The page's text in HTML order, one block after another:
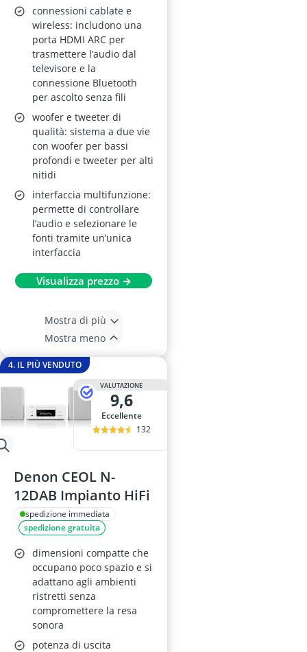
connessioni cablate e
wireless: includono una
porta HDMI ARC per
trasmettere l’audio dal
televisore e la
connessione Bluetooth
per ascolto senza fili
woofer e tweeter di
qualità: sistema a due vie
con woofer per bassi
profondi e tweeter per alti
nitidi
interfaccia multifunzione:
permette di controllare
l’audio e selezionare le
fonti tramite un’unica
interfaccia
Visualizza prezzo →
Mostra di più
Mostra meno
4. IL PIÙ VENDUTO
VALUTAZIONE
9,6
Eccellente
132
Denon CEOL N-
12DAB Impianto HiFi
spedizione immediata
spedizione gratuita
dimensioni compatte che
occupano poco spazio e si
adattano agli ambienti
ristretti senza
compromettere la resa
sonora
potenza di uscita